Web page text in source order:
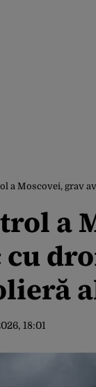
a Moscovei, grav
a
18:01